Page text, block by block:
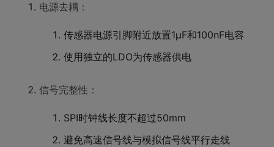
电源去耦：
传感器电源引脚附近放置1μF和100nF电容
使用独立的LDO为传感器供电
信号完整性：
SPI时钟线长度不超过50mm
避免高速信号线与模拟信号线平行走线